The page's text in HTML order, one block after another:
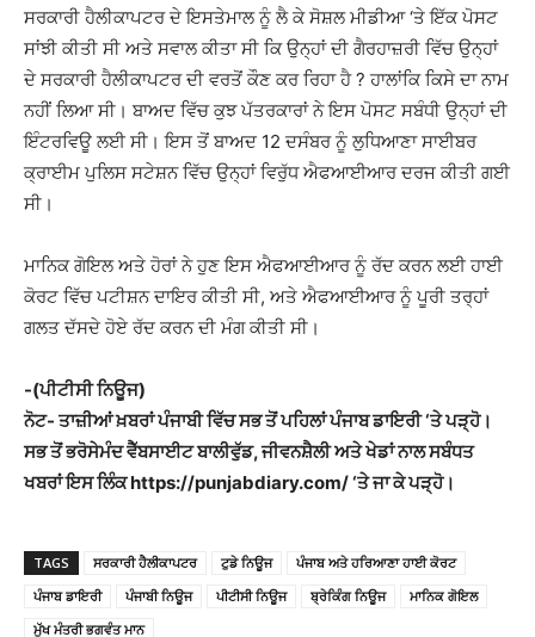
ਸਰਕਾਰੀ ਹੈਲੀਕਾਪਟਰ ਦੇ ਇਸਤੇਮਾਲ ਨੂੰ ਲੈ ਕੇ ਸੋਸ਼ਲ ਮੀਡੀਆ ‘ਤੇ ਇੱਕ ਪੋਸਟ
ਸਾਂਝੀ ਕੀਤੀ ਸੀ ਅਤੇ ਸਵਾਲ ਕੀਤਾ ਸੀ ਕਿ ਉਨ੍ਹਾਂ ਦੀ ਗੈਰਹਾਜ਼ਰੀ ਵਿੱਚ ਉਨ੍ਹਾਂ
ਦੇ ਸਰਕਾਰੀ ਹੈਲੀਕਾਪਟਰ ਦੀ ਵਰਤੋਂ ਕੌਣ ਕਰ ਰਿਹਾ ਹੈ ? ਹਾਲਾਂਕਿ ਕਿਸੇ ਦਾ ਨਾਮ
ਨਹੀਂ ਲਿਆ ਸੀ। ਬਾਅਦ ਵਿੱਚ ਕੁਝ ਪੱਤਰਕਾਰਾਂ ਨੇ ਇਸ ਪੋਸਟ ਸਬੰਧੀ ਉਨ੍ਹਾਂ ਦੀ
ਇੰਟਰਵਿਊ ਲਈ ਸੀ। ਇਸ ਤੋਂ ਬਾਅਦ 12 ਦਸੰਬਰ ਨੂੰ ਲੁਧਿਆਣਾ ਸਾਈਬਰ
ਕ੍ਰਾਈਮ ਪੁਲਿਸ ਸਟੇਸ਼ਨ ਵਿੱਚ ਉਨ੍ਹਾਂ ਵਿਰੁੱਧ ਐਫਆਈਆਰ ਦਰਜ ਕੀਤੀ ਗਈ
ਸੀ।
ਮਾਨਿਕ ਗੋਇਲ ਅਤੇ ਹੋਰਾਂ ਨੇ ਹੁਣ ਇਸ ਐਫਆਈਆਰ ਨੂੰ ਰੱਦ ਕਰਨ ਲਈ ਹਾਈ
ਕੋਰਟ ਵਿੱਚ ਪਟੀਸ਼ਨ ਦਾਇਰ ਕੀਤੀ ਸੀ, ਅਤੇ ਐਫਆਈਆਰ ਨੂੰ ਪੂਰੀ ਤਰ੍ਹਾਂ
ਗਲਤ ਦੱਸਦੇ ਹੋਏ ਰੱਦ ਕਰਨ ਦੀ ਮੰਗ ਕੀਤੀ ਸੀ।
-(ਪੀਟੀਸੀ ਨਿਊਜ)
ਨੋਟ- ਤਾਜ਼ੀਆਂ ਖ਼ਬਰਾਂ ਪੰਜਾਬੀ ਵਿੱਚ ਸਭ ਤੋਂ ਪਹਿਲਾਂ ਪੰਜਾਬ ਡਾਇਰੀ ‘ਤੇ ਪੜ੍ਹੋ।
ਸਭ ਤੋਂ ਭਰੋਸੇਮੰਦ ਵੈੱਬਸਾਈਟ ਬਾਲੀਵੁੱਡ, ਜੀਵਨਸ਼ੈਲੀ ਅਤੇ ਖੇਡਾਂ ਨਾਲ ਸਬੰਧਤ
ਖਬਰਾਂ ਇਸ ਲਿੰਕ https://punjabdiary.com/ ‘ਤੇ ਜਾ ਕੇ ਪੜ੍ਹੋ।
TAGS ਸਰਕਾਰੀ ਹੈਲੀਕਾਪਟਰ ਟੁਡੇ ਨਿਊਜ
ਪੰਜਾਬ ਅਤੇ ਹਰਿਆਣਾ ਹਾਈ ਕੋਰਟ
ਪੰਜਾਬ ਡਾਇਰੀ
ਪੰਜਾਬੀ ਨਿਊਜ ਪੀਟੀਸੀ ਨਿਊਜ ਬ੍ਰੇਕਿੰਗ ਨਿਊਜ
ਮਾਨਿਕ ਗੋਇਲ
ਮੁੱਖ ਮੰਤਰੀ ਭਗਵੰਤ ਮਾਨ